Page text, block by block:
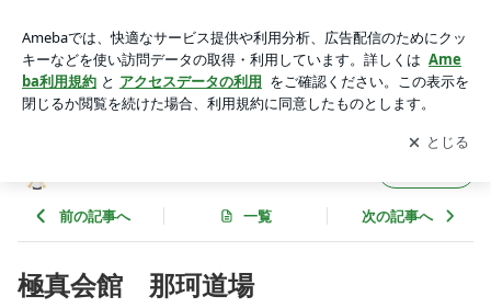
アプリをダウンロードして ブログの更新通知
を受け取りまし
ょう。
開く
前の記事へ 一覧 次の記事へ
極真会館 那珂道場